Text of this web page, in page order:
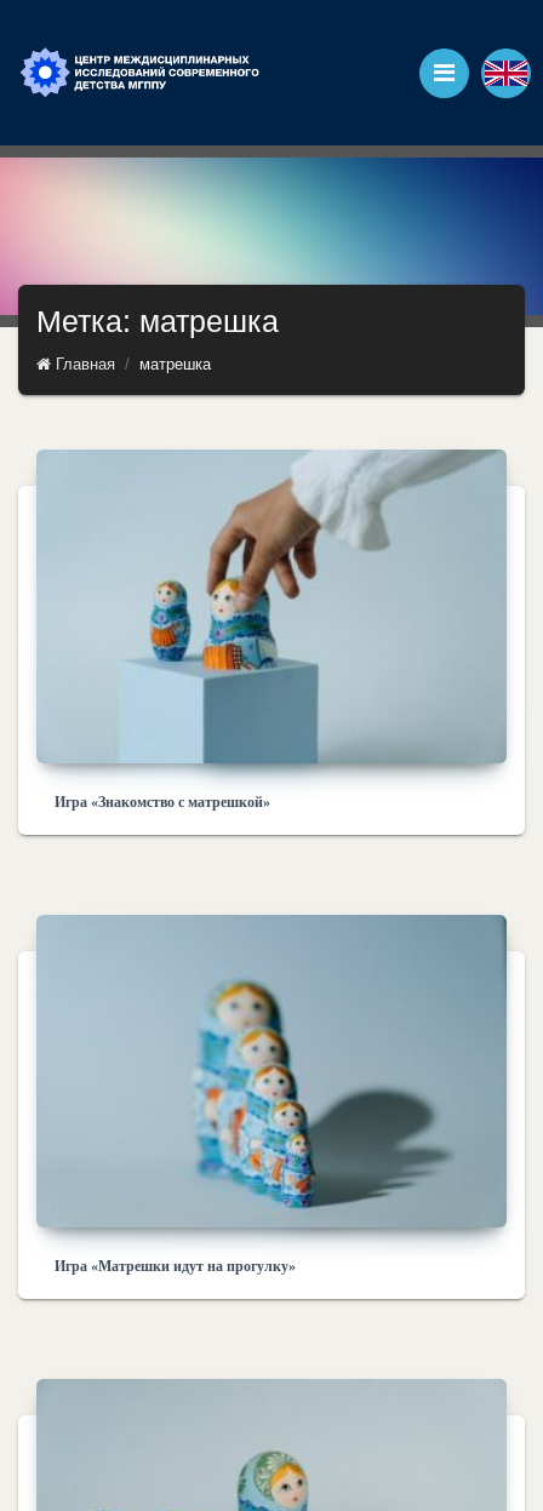
Метка: матрешка
Главная матрешка
Игра «Знакомство с матрешкой»
Игра «Матрешки идут на прогулку»